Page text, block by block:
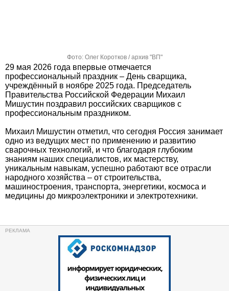
Фото: Олег Коротков / архив "ВП"
29 мая 2026 года впервые отмечается
профессиональный праздник – День сварщика,
учреждённый в ноябре 2025 года. Председатель
Правительства Российской Федерации Михаил
Мишустин поздравил российских сварщиков с
профессиональным праздником.
Михаил Мишустин отметил, что сегодня Россия занимает
одно из ведущих мест по применению и развитию
сварочных технологий, и что благодаря глубоким
знаниям наших специалистов, их мастерству,
уникальным навыкам, успешно работают все отрасли
народного хозяйства – от строительства,
машиностроения, транспорта, энергетики, космоса и
медицины до микроэлектроники и электротехники.